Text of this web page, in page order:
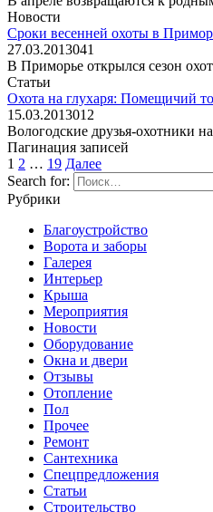
Новости
Сроки весенней охоты в
27.03.2013041
В Приморье открылся сезон
Статьи
Охота на глухаря: Помещичий
15.03.2013012
Вологодские друзья-охотники
Пагинация записей
1 2 … 19 Далее
Search for:
Рубрики
Благоустройство
Ворота и заборы
Галерея
Интерьер
Крыша
Мероприятия
Новости
Оборудование
Окна и двери
Отзывы
Отопление
Пол
Прочее
Ремонт
Сантехника
Спецпредложения
Статьи
Строительство